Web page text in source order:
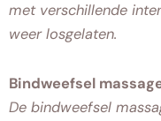
met verschillende
weer losgelaten.
Bindweefsel
De bindweefsel